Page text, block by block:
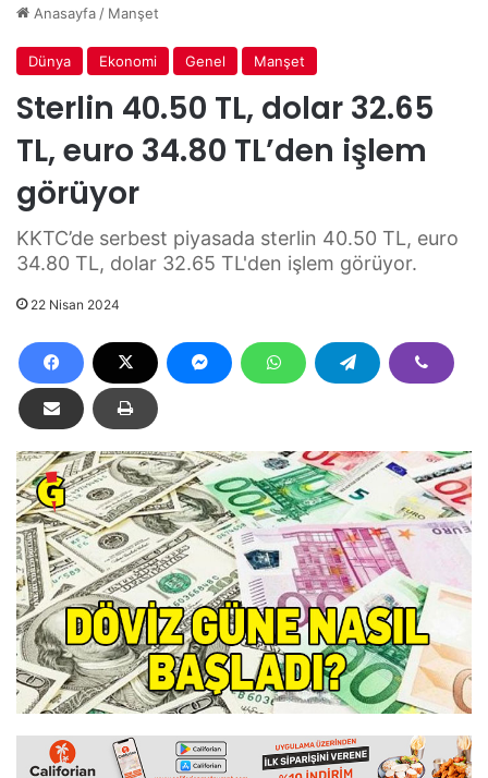
Anasayfa/ Manşet
Dünya Ekonomi Genel Manşet
Sterlin 40.50 TL, dolar 32.65
TL, euro 34.80 TL’den işlem
görüyor
KKTC’de serbest piyasada sterlin 40.50 TL, euro
34.80 TL, dolar 32.65 TL'den işlem görüyor.
22 Nisan 2024